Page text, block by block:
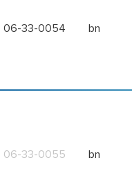
06-33-0054 bn
06-33-0055 bn